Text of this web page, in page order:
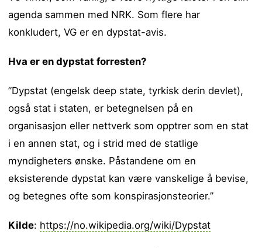
agenda sammen med NRK. Som flere har
konkludert, VG er en dypstat-avis.
Hva er en dypstat forresten?
”Dypstat (engelsk deep state, tyrkisk derin devlet),
også stat i staten, er betegnelsen på en
organisasjon eller nettverk som opptrer som en stat
i en annen stat, og i strid med de statlige
myndigheters ønske. Påstandene om en
eksisterende dypstat kan være vanskelige å bevise,
og betegnes ofte som konspirasjonsteorier.”
Kilde: https://no.wikipedia.org/wiki/Dypstat